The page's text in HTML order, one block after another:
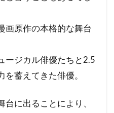
画原作の本格的な舞台
ージカル俳優たちと2.5
蓄えてきた俳優。
に出ることにより、